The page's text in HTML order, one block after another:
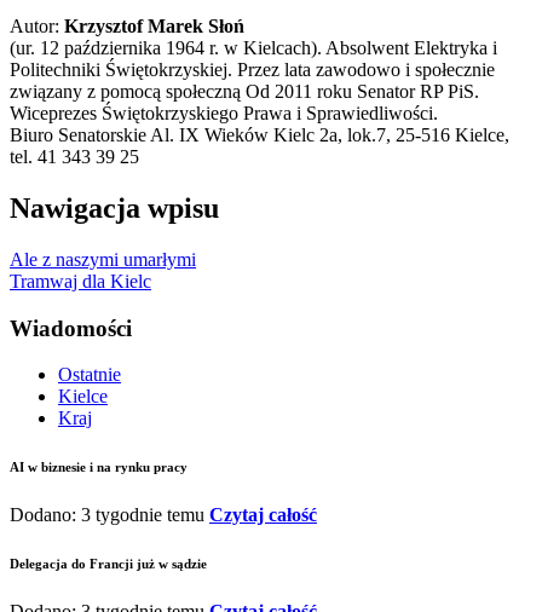
Autor: Krzysztof Marek Słoń
(ur. 12 października 1964 r. w Kielcach). Absolwent Elektryka i
Politechniki Świętokrzyskiej. Przez lata zawodowo i społecznie
związany z pomocą społeczną Od 2011 roku Senator RP PiS.
Wiceprezes Świętokrzyskiego Prawa i Sprawiedliwości.
Biuro Senatorskie Al. IX Wieków Kielc 2a, lok.7, 25-516 Kielce,
tel. 41 343 39 25
Nawigacja wpisu
Ale z naszymi umarłymi
Tramwaj dla Kielc
Wiadomości
Ostatnie
Kielce
Kraj
AI w biznesie i na rynku pracy
Dodano: 3 tygodnie temu Czytaj całość
Delegacja do Francji już w sądzie